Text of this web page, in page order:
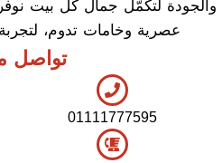
01111777595
والجودة لتكمّل جمال كل بيت
عصرية وخامات تدوم،
تواصل